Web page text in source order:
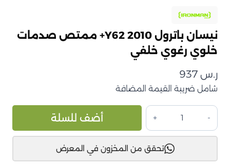
نيسان باترول Y62 2010+ ممتص صدمات
خلوي رغوي خلفي
ر.س
شامل ضريبة القيمة المضافة
كمية
نيسان
باترول
2010+
أضف للسلة
تحقق من المخزون في المعرض